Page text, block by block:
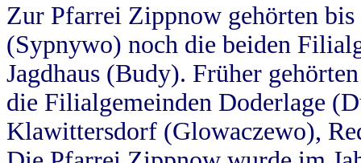
Zur Pfarrei Zippnow gehörten
(Sypnywo) noch die beiden
Jagdhaus (Budy). Früher
die Filialgemeinden Doderlage
Klawittersdorf (Glowaczewo),